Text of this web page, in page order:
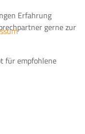
Erfahrung
gerne zur
für empfohlene